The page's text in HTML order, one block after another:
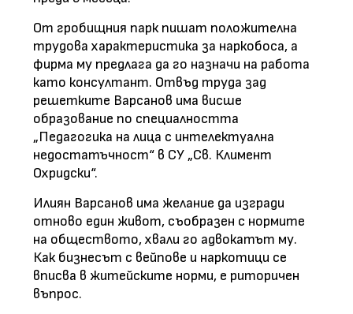
От гробищния парк пишат положителна
трудова характеристика за наркобоса, а
фирма му предлага да го назначи на работа
като консултант. Отвъд труда зад
решетките Варсанов има висше
образование по специалността
„Педагогика на лица с интелектуална
недостатъчност“ в СУ „Св. Климент
Охридски“.
Илиян Варсанов има желание да изгради
отново един живот, съобразен с нормите
на обществото, хвали го адвокатът му.
Как бизнесът с вейпове и наркотици се
вписва в житейските норми, е риторичен
въпрос.